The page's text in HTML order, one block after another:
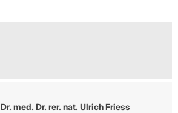
Dr. med. Dr. rer. nat. Ulrich Friess